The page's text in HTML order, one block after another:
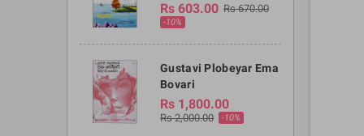
Rs 603.00 Rs 670.00
-10%
Gustavi Plobeyar Ema
Bovari
Rs 1,800.00
Rs 2,000.00 -10%